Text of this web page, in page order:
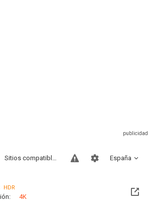
España
Sitios compatibles
HDR
4K